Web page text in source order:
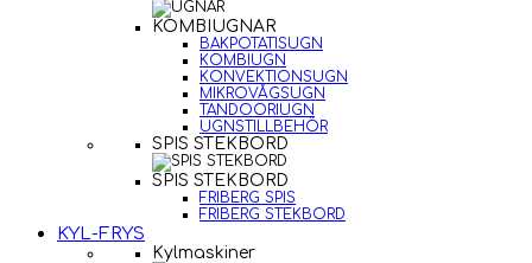
KOMBIUGNAR
BAKPOTATISUGN
KOMBIUGN
KONVEKTIONSUGN
MIKROVÅGSUGN
TANDOORIUGN
UGNSTILLBEHÖR
SPIS STEKBORD
SPIS STEKBORD
FRIBERG SPIS
FRIBERG STEKBORD
KYL-FRYS
Kylmaskiner